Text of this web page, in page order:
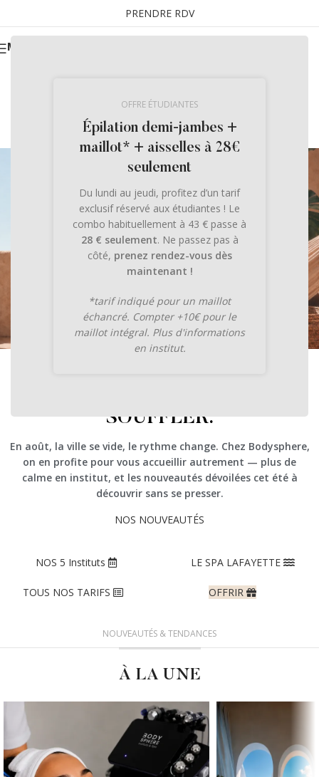
OFFRE ÉTUDIANTES
Épilation demi-jambes +
maillot* + aisselles à 28€
seulement
Du lundi au jeudi, profitez d’un tarif
exclusif réservé aux étudiantes ! Le
combo habituellement à 43 € passe à
28 € seulement. Ne passez pas à
côté, prenez rendez-vous dès
maintenant !
*tarif indiqué pour un maillot
échancré. Compter +10€ pour le
maillot intégral. Plus d'informations
en institut.
PRENDRE RDV
MENU
Instituts de Beauté & Spa à Grenoble et Vif
SOUFFLER.
En août, la ville se vide, le rythme change. Chez Bodysphere,
on en profite pour vous accueillir autrement — plus de
calme en institut, et les nouveautés dévoilées cet été à
découvrir sans se presser.
NOS NOUVEAUTÉS
NOS 5 Instituts LE SPA LAFAYETTE
TOUS NOS TARIFS OFFRIR
NOUVEAUTÉS & TENDANCES
À LA UNE